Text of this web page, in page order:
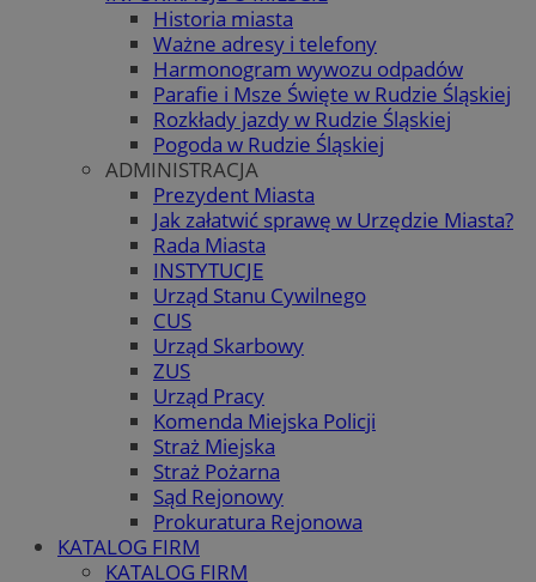
Historia miasta
Ważne adresy i telefony
Harmonogram wywozu odpadów
Parafie i Msze Święte w Rudzie Śląskiej
Rozkłady jazdy w Rudzie Śląskiej
Pogoda w Rudzie Śląskiej
ADMINISTRACJA
Prezydent Miasta
Jak załatwić sprawę w Urzędzie Miasta?
Rada Miasta
INSTYTUCJE
Urząd Stanu Cywilnego
CUS
Urząd Skarbowy
ZUS
Urząd Pracy
Komenda Miejska Policji
Straż Miejska
Straż Pożarna
Sąd Rejonowy
Prokuratura Rejonowa
KATALOG FIRM
KATALOG FIRM